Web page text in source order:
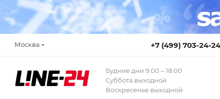
Москва +7 (499) 703-24-24
Будние дни 9:00 – 18:00
Суббота выходной
Воскресенье выходной